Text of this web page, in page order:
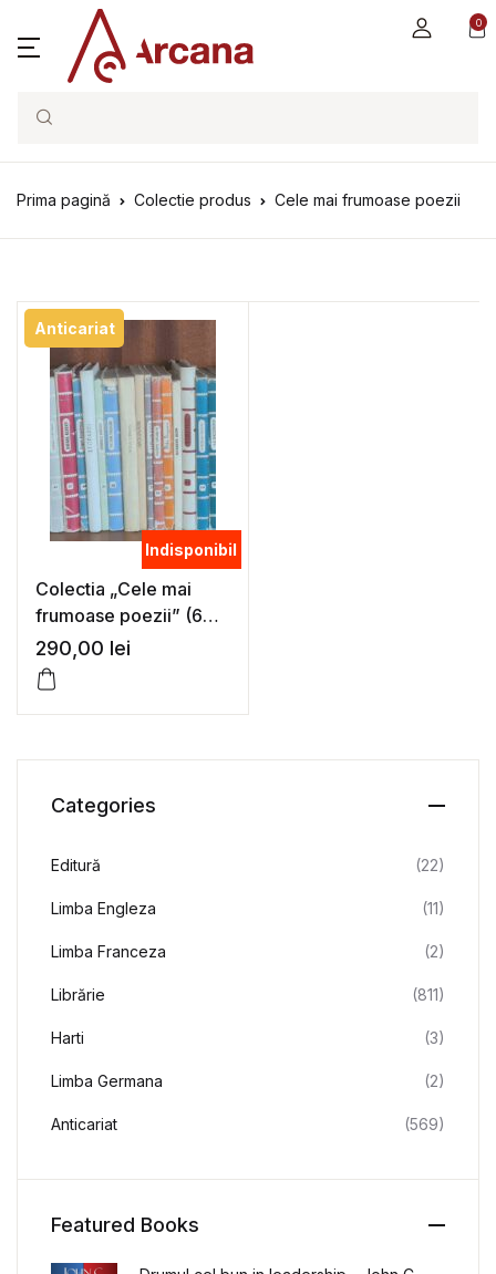
0
Search
Prima pagină Colectie produs Cele mai frumoase poezii
Anticariat
Indisponibil
Colectia „Cele mai
frumoase poezii” (68
vol.)
290,00 lei
Categories
Editură (22)
Limba Engleza (11)
Limba Franceza (2)
Librărie (811)
Harti (3)
Limba Germana (2)
Anticariat (569)
Featured Books